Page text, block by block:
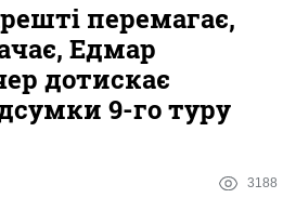
Єврокубки
УПЛ
перемагає,
Едмар
дотискає
9-го туру
3188